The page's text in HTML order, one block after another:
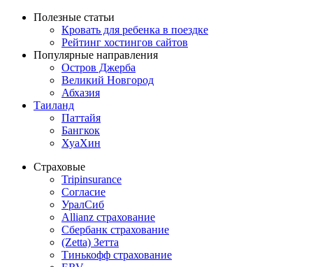
Полезные статьи
Кровать для ребенка в поездке
Рейтинг хостингов сайтов
Популярные направления
Остров Джерба
Великий Новгород
Абхазия
Таиланд
Паттайя
Бангкок
ХуаХин
Страховые
Tripinsurance
Согласие
УралСиб
Allianz страхование
Сбербанк страхование
(Zetta) Зетта
Тинькофф страхование